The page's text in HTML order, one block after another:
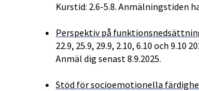
Kurstid: 2.6-5.8. Anmälningstiden
Perspektiv på
22.9, 25.9, 29.9, 2.10, 6.10 och 9.10
Anmäl dig senast 8.9.2025.
Stöd för socioemotionella